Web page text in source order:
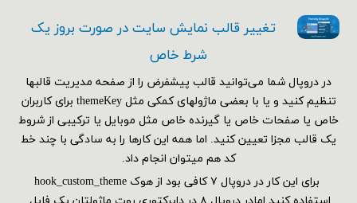
تغییر قالب نمایش سایت در صورت بروز یک
شرط خاص
در دروپال شما می‌توانید قالب پیشفرض را از صفحه مدیریت قالبها
تنظیم کنید و یا با بعضی ماژولهای کمکی مثل themeKey برای کاربران
خاص یا صفحات خاص یا گیرنده خاص مثل موبایل یا ترکیبی از شروط
یک قالب مجزا تعیین کنید. اما همه این کارها را به سادگی با چند خط
کد هم می‎توان انجام داد.
برای این کار در دروپال ۷ کافی بود از هوک hook_custom_theme